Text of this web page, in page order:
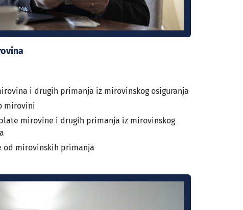
i drugih primanja iz mirovinskog osiguranja
mirovini
mirovine i drugih primanja iz mirovinskog
od mirovinskih primanja